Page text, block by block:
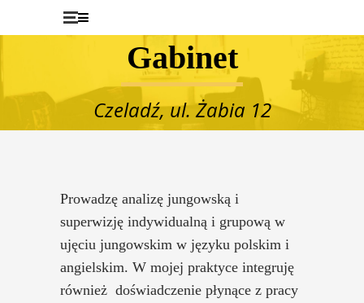
Gabinet
Czeladź, ul. Żabia 12
Prowadzę analizę jungowską i
superwizję indywidualną i grupową w
ujęciu jungowskim w języku polskim i
angielskim. W mojej praktyce integruję
również doświadczenie płynące z pracy